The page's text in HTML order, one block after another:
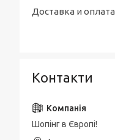
Доставка и оплата
Контакти
Шопінг в Європі!